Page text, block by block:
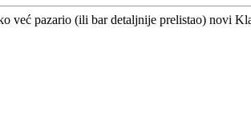
već pazario (ili bar detaljnije prelistao) novi